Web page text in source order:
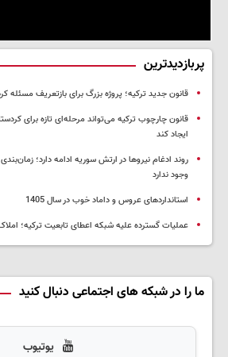
پربازدیدترین
قانون جدید ترکیه؛ پروژه بزرگ‌ برای بازتعریف مسئله
قانون چارچوب ترکیه می‌تواند مرحله‌ای تازه برای
ایجاد کند
روند ادغام نیروها در ارتش سوریه ادامه دارد؛
وجود ندارد
استانداردهای عروس و داماد خوب در سال 1405
عملیات گسترده علیه شبکه اعطای تابعیت ترکیه؛
ما را در شبکه های اجتماعی دنبال کنید
یوتیوب